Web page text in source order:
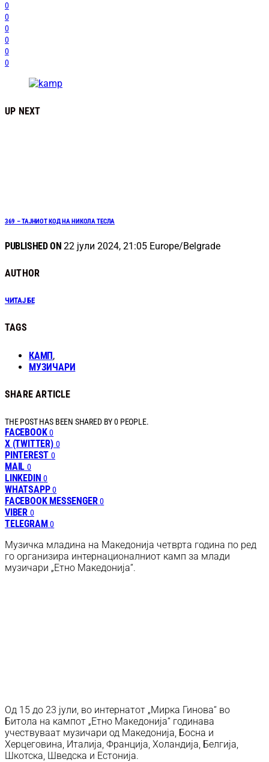
0
0
0
0
0
0
UP NEXT
369 – ТАЈНИОТ КОД НА НИКОЛА ТЕСЛА
PUBLISHED ON 22 јули 2024, 21:05 Europe/Belgrade
AUTHOR
ЧИТАЈ БЕ
TAGS
КАМП,
МУЗИЧАРИ
SHARE ARTICLE
THE POST HAS BEEN SHARED BY0 PEOPLE.
FACEBOOK 0
X (TWITTER) 0
PINTEREST 0
MAIL 0
LINKEDIN 0
WHATSAPP 0
FACEBOOK MESSENGER 0
VIBER 0
TELEGRAM 0
Музичка младина на Македонија четврта година по ред
го организира интернационалниот камп за млади
музичари „Етно Македонија“.
Од 15 до 23 јули, во интернатот „Мирка Гинова“ во
Битола на кампот „Етно Македонија“ годинава
учествуваат музичари од Македонија, Босна и
Херцеговина, Италија, Франција, Холандија, Белгија,
Шкотска, Шведска и Естонија.